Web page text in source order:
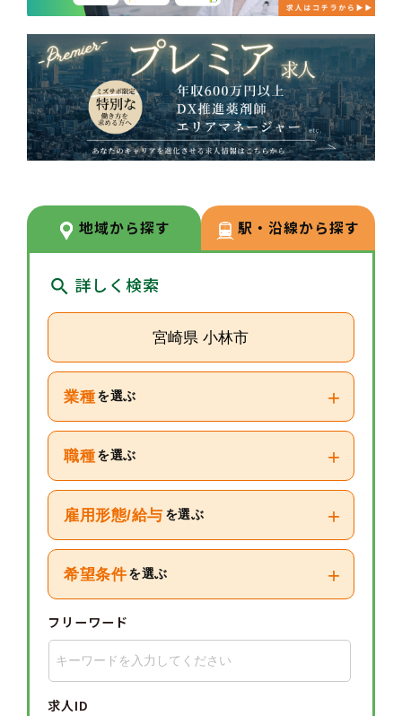
地域から探す 駅・沿線から探す
詳しく検索
宮崎県 小林市
業種 を選ぶ +
職種 を選ぶ +
雇用形態/給与 を選ぶ +
希望条件 を選ぶ +
フリーワード
求人ID